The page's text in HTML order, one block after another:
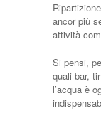
ancor più
attività
Si pensi,
quali bar,
l’acqua è